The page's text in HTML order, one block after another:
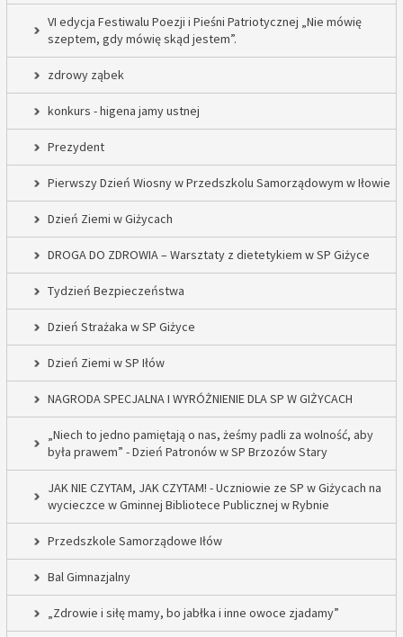
VI edycja Festiwalu Poezji i Pieśni Patriotycznej „Nie mówię
szeptem, gdy mówię skąd jestem”.
zdrowy ząbek
konkurs - higena jamy ustnej
Prezydent
Pierwszy Dzień Wiosny w Przedszkolu Samorządowym w Iłowie
Dzień Ziemi w Giżycach
DROGA DO ZDROWIA – Warsztaty z dietetykiem w SP Giżyce
Tydzień Bezpieczeństwa
Dzień Strażaka w SP Giżyce
Dzień Ziemi w SP Iłów
NAGRODA SPECJALNA I WYRÓŻNIENIE DLA SP W GIŻYCACH
„Niech to jedno pamiętają o nas, żeśmy padli za wolność, aby
była prawem” - Dzień Patronów w SP Brzozów Stary
JAK NIE CZYTAM, JAK CZYTAM! - Uczniowie ze SP w Giżycach na
wycieczce w Gminnej Bibliotece Publicznej w Rybnie
Przedszkole Samorządowe Iłów
Bal Gimnazjalny
„Zdrowie i siłę mamy, bo jabłka i inne owoce zjadamy”